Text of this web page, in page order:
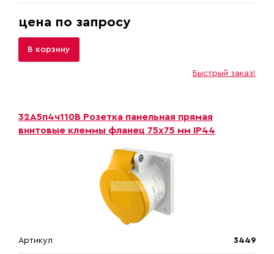
цена по запросу
В корзину
Быстрый заказ!
32A5п4ч110B Розетка панельная прямая
винтовые клеммы фланец 75х75 мм IP44
Артикул 3449